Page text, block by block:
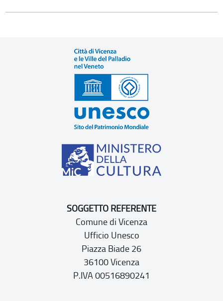
SOGGETTO REFERENTE
Comune di Vicenza
Ufficio Unesco
Piazza Biade 26
36100 Vicenza
P.IVA 00516890241